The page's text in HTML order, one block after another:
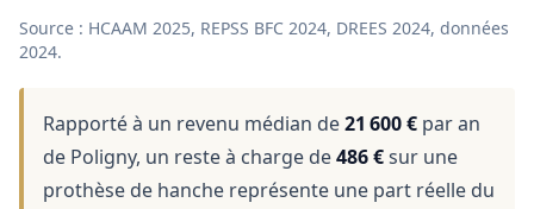
Source : HCAAM 2025, REPSS BFC 2024, DREES 2024, données
2024.
Rapporté à un revenu médian de21 600 € par an
de Poligny, un reste à charge de486 €sur une
prothèse de hanche représente une part réelle du